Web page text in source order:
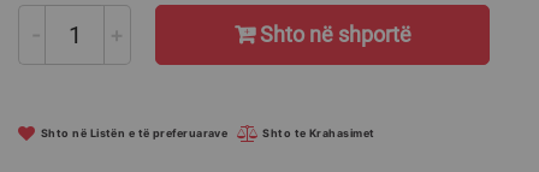
- + Shto në shportë
Shto në Listën e të preferuarave Shto te Krahasimet